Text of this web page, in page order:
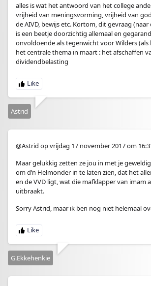
alles is wat het antwoord van het college
vrijheid van meningsvorming, vrijheid van
de AIVD, bewijs etc. Kortom, dit gevraag
is een beetje doorzichtig allemaal en
onvoldoende als tegenwicht voor Wilders (als
het centrale thema in maart : het afschaffen
dividendbelasting
Astrid
@Astrid op vrijdag 17 november 2017 om
Maar gelukkig zetten ze jou in met je
om d’n Helmonder in te laten zien, dat het
en de VVD ligt, wat die mafklapper van imam
uitbraakt.
Sorry Astrid, maar ik ben nog niet helemaal
G.Ekkehenkie